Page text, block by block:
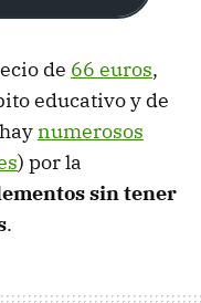
de 66 euros,
educativo y de
numerosos
) por la
sin tener
.